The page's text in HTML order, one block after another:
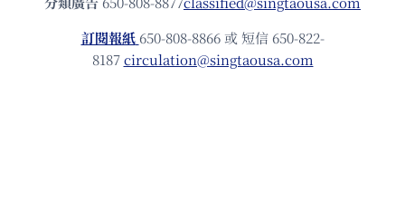
訂閱報紙 650-808-8866 或 短信 650-822-
8187circulation@singtaousa.com